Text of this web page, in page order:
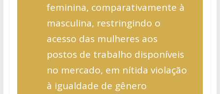
feminina, comparativamente à
masculina, restringindo o
acesso das mulheres aos
postos de trabalho disponíveis
no mercado, em nítida violação
à igualdade de gênero